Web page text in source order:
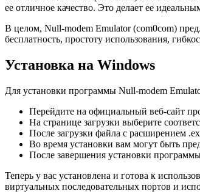
ее отличное качество. Это делает ее
В целом, Null-modem Emulator (com0com)
бесплатность, простоту использования,
Установка на Windows
Для установки программы Null-modem
Перейдите на официальный веб-сайт
На странице загрузки выберите
После загрузки файла с расширением
Во время установки вам могут быть
После завершения установки
Теперь у вас установлена и готова к
виртуальных последовательных портов и